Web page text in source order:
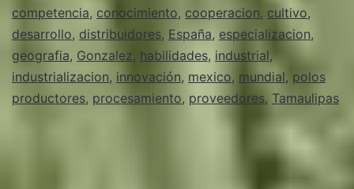
competencia, conocimiento, cooperacion, cultivo,
desarrollo, distribuidores, España, especializacion,
geografia, Gonzalez habilidades, industrial,
industrializacion, innovación, mexico, mundial, polos
productores, procesamiento, proveedores, Tamaulipas